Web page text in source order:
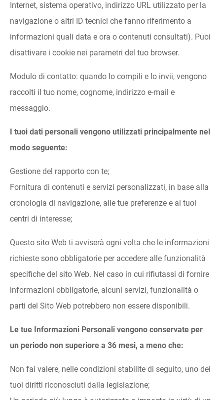
Internet, sistema operativo, indirizzo URL utilizzato per la
navigazione o altri ID tecnici che fanno riferimento a
informazioni quali data e ora o contenuti consultati). Puoi
disattivare i cookie nei parametri del tuo browser.
Modulo di contatto: quando lo compili e lo invii, vengono
raccolti il tuo nome, cognome, indirizzo e-mail e
messaggio.
I tuoi dati personali vengono utilizzati principalmente nel
modo seguente:
Gestione del rapporto con te;
Fornitura di contenuti e servizi personalizzati, in base alla
cronologia di navigazione, alle tue preferenze e ai tuoi
centri di interesse;
Questo sito Web ti avviserà ogni volta che le informazioni
richieste sono obbligatorie per accedere alle funzionalità
specifiche del sito Web. Nel caso in cui rifiutassi di fornire
informazioni obbligatorie, alcuni servizi, funzionalità o
parti del Sito Web potrebbero non essere disponibili.
Le tue Informazioni Personali vengono conservate per
un periodo non superiore a 36 mesi, a meno che:
Non fai valere, nelle condizioni stabilite di seguito, uno dei
tuoi diritti riconosciuti dalla legislazione;